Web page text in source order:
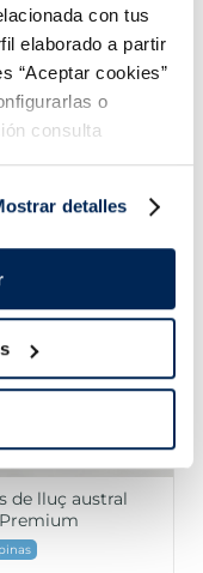
con tus
elaborado a partir
“Aceptar cookies”
o
consulta
detalles
de 10!
de lluç austral